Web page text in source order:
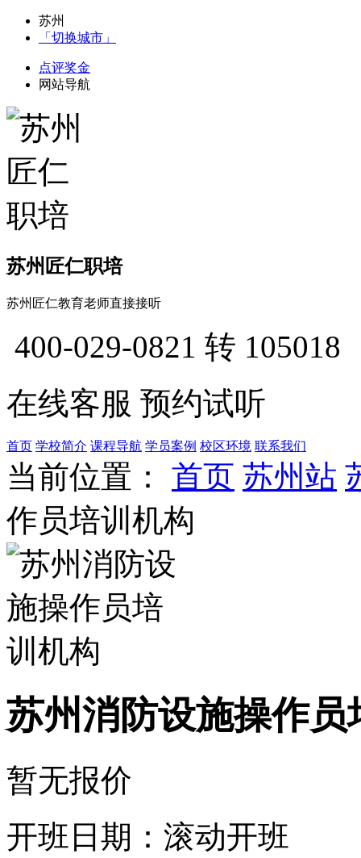
苏州
「切换城市」
点评奖金
网站导航
苏州匠仁职培
苏州匠仁教育老师直接接听
400-029-0821 转 105018
在线客服 预约试听
首页 学校简介 课程导航 学员案例 校区环境 联系我们
当前位置： 首页 苏州站
作员培训机构
苏州消防设施操作员
暂无报价
开班日期：滚动开班